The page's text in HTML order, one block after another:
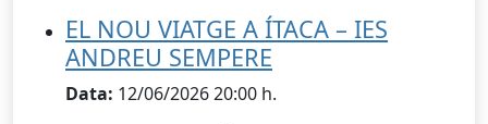
EL NOU VIATGE A ÍTACA – IES
ANDREU SEMPERE
Data: 12/06/2026 20:00 h.